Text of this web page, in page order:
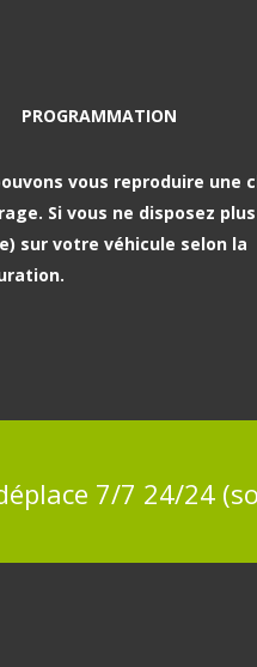
PROGRAMMATION
vous reproduire une
Si vous ne disposez
sur votre véhicule selon la
7/7 24/24